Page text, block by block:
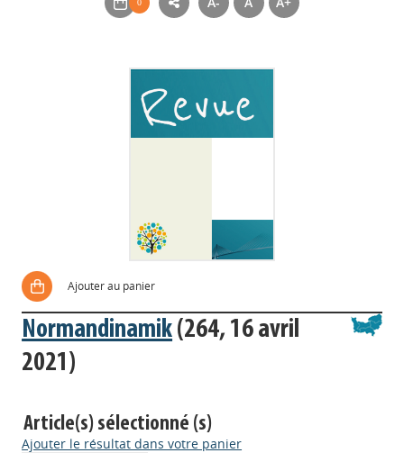
Ajouter au panier
Normandinamik(264, 16 avril
2021)
Article(s) sélectionné (s)
Ajouter le résultat dans votre panier